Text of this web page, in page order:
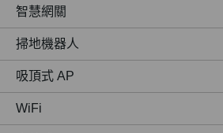
智慧網關
掃地機器人
吸頂式 AP
WiFi